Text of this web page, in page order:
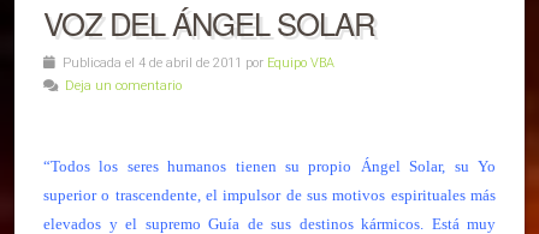
VOZ DEL ÁNGEL SOLAR
Publicada el 4 de abril de 2011 por Equipo VBA
Deja un comentario
“Todos los seres humanos tienen su propio Ángel Solar, su Yo
superior o trascendente, el impulsor de sus motivos espirituales más
elevados y el supremo Guía de sus destinos kármicos. Está muy